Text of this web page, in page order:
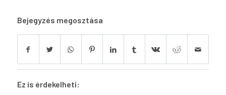
Bejegyzés megosztása
Ez is érdekelheti: